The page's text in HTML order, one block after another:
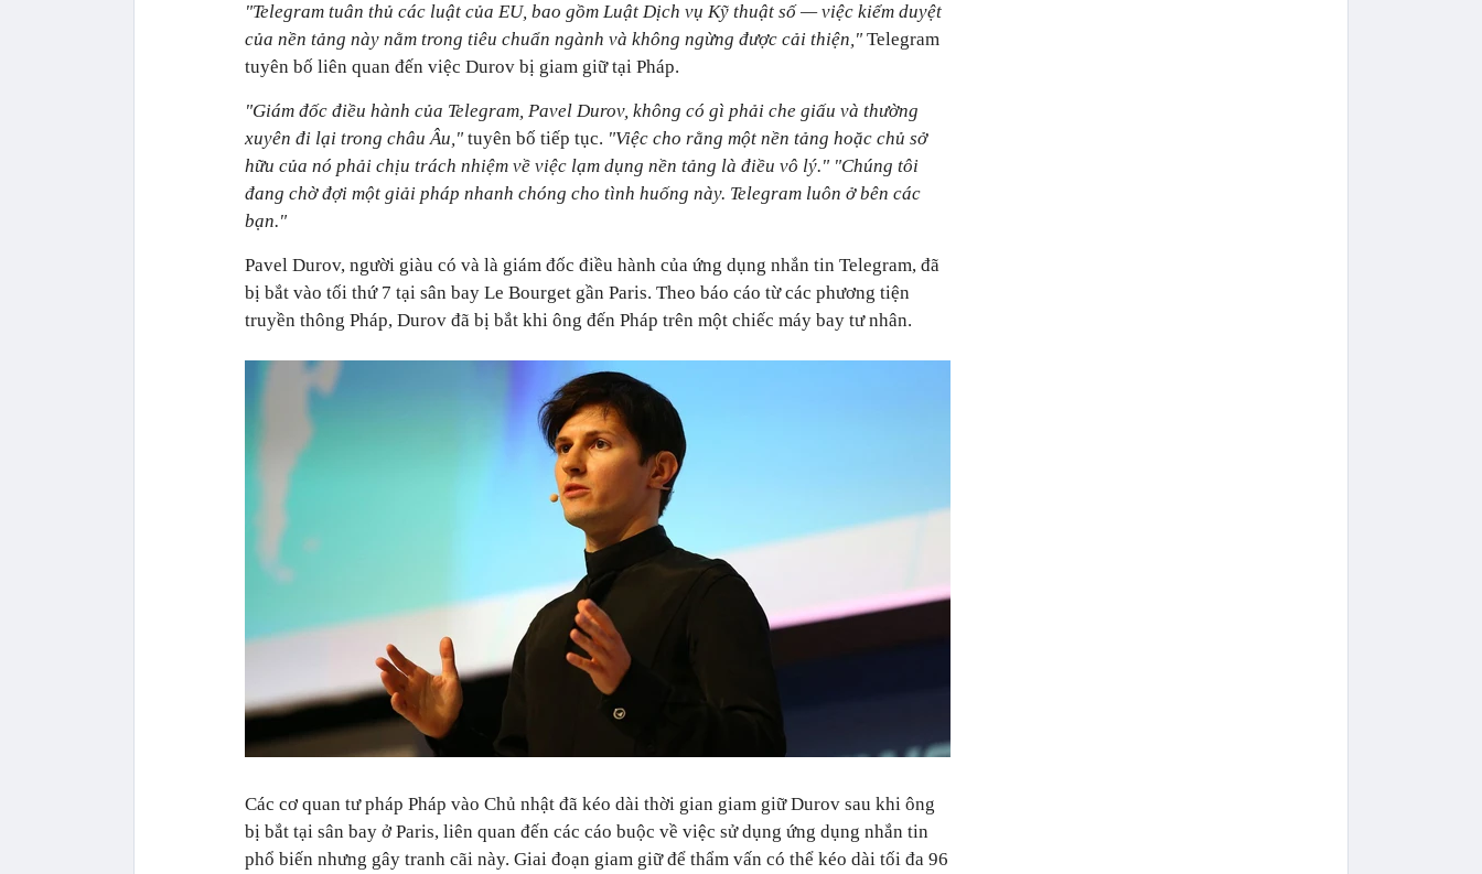
"Telegram tuân thủ các luật của EU, bao gồm Luật Dịch vụ Kỹ thuật số — việc kiểm duyệt
của nền tảng này nằm trong tiêu chuẩn ngành và không ngừng được cải thiện," Telegram
tuyên bố liên quan đến việc Durov bị giam giữ tại Pháp.
"Giám đốc điều hành của Telegram, Pavel Durov, không có gì phải che giấu và thường
xuyên đi lại trong châu Âu," tuyên bố tiếp tục. "Việc cho rằng một nền tảng hoặc chủ sở
hữu của nó phải chịu trách nhiệm về việc lạm dụng nền tảng là điều vô lý." "Chúng tôi
đang chờ đợi một giải pháp nhanh chóng cho tình huống này. Telegram luôn ở bên các
bạn."
Pavel Durov, người giàu có và là giám đốc điều hành của ứng dụng nhắn tin Telegram, đã
bị bắt vào tối thứ 7 tại sân bay Le Bourget gần Paris. Theo báo cáo từ các phương tiện
truyền thông Pháp, Durov đã bị bắt khi ông đến Pháp trên một chiếc máy bay tư nhân.
Các cơ quan tư pháp Pháp vào Chủ nhật đã kéo dài thời gian giam giữ Durov sau khi ông
bị bắt tại sân bay ở Paris, liên quan đến các cáo buộc về việc sử dụng ứng dụng nhắn tin
phổ biến nhưng gây tranh cãi này. Giai đoạn giam giữ để thẩm vấn có thể kéo dài tối đa 96